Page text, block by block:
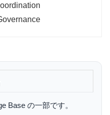
Base の一部です。